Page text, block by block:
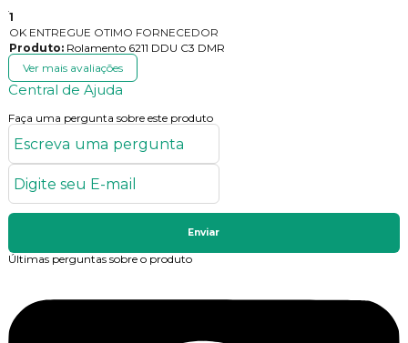
1
OK ENTREGUE OTIMO FORNECEDOR
Produto:Rolamento 6211 DDU C3 DMR
Ver mais avaliações
Central de Ajuda
Faça uma pergunta sobre este produto
Enviar
Últimas perguntas sobre o produto